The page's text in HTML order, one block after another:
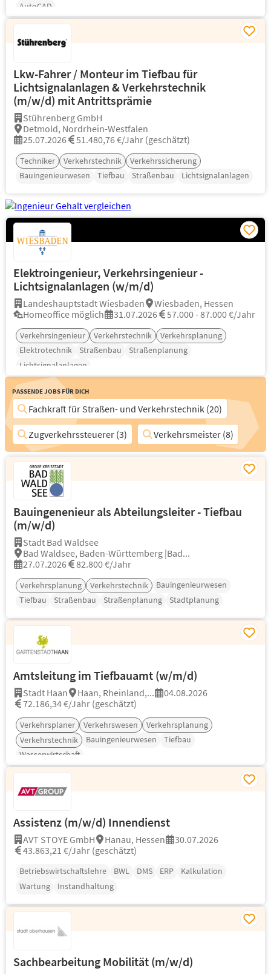
AutoCAD
Lkw-Fahrer / Monteur im Tiefbau für
Lichtsignalanlagen & Verkehrstechnik
(m/w/d) mit Antrittsprämie
Stührenberg GmbH
Detmold, Nordrhein-Westfalen
25.07.2026
51.480,76 €/Jahr (geschätzt)
Techniker Verkehrstechnik
Verkehrssicherung
Bauingenieurwesen
Tiefbau Straßenbau Lichtsignalanlagen
Elektroingenieur, Verkehrsingenieur -
Lichtsignalanlagen (w/m/d)
Landeshauptstadt Wiesbaden
Wiesbaden, Hessen
Homeoffice möglich
31.07.2026 57.000 - 87.000 €/Jahr
Verkehrsingenieur Verkehrstechnik
Verkehrsplanung
Elektrotechnik
Straßenbau
Straßenplanung
Lichtsignalanlagen
Passende Jobs für Dich
Fachkraft für Straßen- und Verkehrstechnik (20)
Zugverkehrssteuerer (3) Verkehrsmeister (8)
Bauingenenieur als Abteilungsleiter - Tiefbau
(m/w/d)
Stadt Bad Waldsee
Bad Waldsee, Baden-Württemberg |Bad...
27.07.2026
82.800 €/Jahr
Verkehrsplanung Verkehrstechnik
Bauingenieurwesen
Tiefbau
Straßenbau Straßenplanung Stadtplanung
Amtsleitung im Tiefbauamt (w/m/d)
Stadt Haan Haan, Rheinland,...
04.08.2026
72.186,34 €/Jahr (geschätzt)
Verkehrsplaner Verkehrswesen
Verkehrsplanung
Verkehrstechnik
Bauingenieurwesen
Tiefbau
Wasserwirtschaft
Assistenz (m/w/d) Innendienst
AVT STOYE GmbH Hanau, Hessen
30.07.2026
43.863,21 €/Jahr (geschätzt)
Betriebswirtschaftslehre BWL DMS ERP
Kalkulation
Wartung
Instandhaltung
Sachbearbeitung Mobilität (m/w/d)